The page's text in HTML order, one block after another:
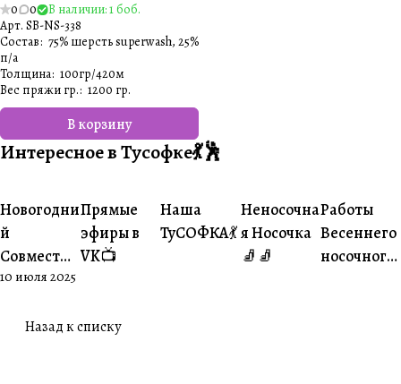
0 0
В наличии: 1 боб.
Арт. SB-NS-338
В корзину
Состав: 75% шерсть superwash, 25%
п/а
Толщина: 100гр/420м
Вес пряжи гр.: 1200 гр.
Интересное в Тусофке💃🕺
#Совместники
Новогодни
й
Совместни
к🎄
10 июля 2025
#Житуха
Прямые
эфиры в
VK📺
#Совместники
Наша
ТуСОФКА💃
#Ваше
творчество
Неносочна
я Носочка
🧦🧦
#Ваше
Работы
Весеннего
носочного
Назад к списку